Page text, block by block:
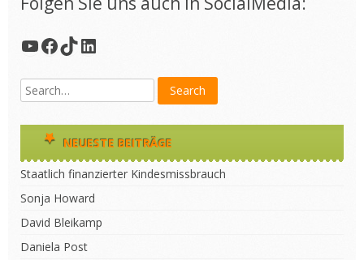
YouTube
Facebook
TikTok
LinkedIn
NEUESTE BEITRÄGE
Staatlich finanzierter Kindesmissbrauch
Sonja Howard
David Bleikamp
Daniela Post